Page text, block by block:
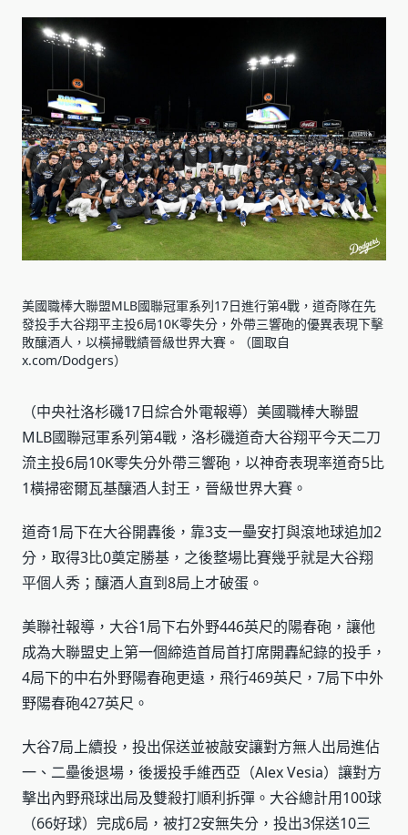
美國職棒大聯盟MLB國聯冠軍系列17日進行第4戰，道奇隊在先
發投手大谷翔平主投6局10K零失分，外帶三響砲的優異表現下擊
敗釀酒人，以橫掃戰績晉級世界大賽。（圖取自
x.com/Dodgers）
（中央社洛杉磯17日綜合外電報導）美國職棒大聯盟
MLB國聯冠軍系列第4戰，洛杉磯道奇大谷翔平今天二刀
流主投6局10K零失分外帶三響砲，以神奇表現率道奇5比
1橫掃密爾瓦基釀酒人封王，晉級世界大賽。
道奇1局下在大谷開轟後，靠3支一壘安打與滾地球追加2
分，取得3比0奠定勝基，之後整場比賽幾乎就是大谷翔
平個人秀；釀酒人直到8局上才破蛋。
美聯社報導，大谷1局下右外野446英尺的陽春砲，讓他
成為大聯盟史上第一個締造首局首打席開轟紀錄的投手，
4局下的中右外野陽春砲更遠，飛行469英尺，7局下中外
野陽春砲427英尺。
大谷7局上續投，投出保送並被敲安讓對方無人出局進佔
一、二壘後退場，後援投手維西亞（Alex Vesia）讓對方
擊出內野飛球出局及雙殺打順利拆彈。大谷總計用100球
（66好球）完成6局，被打2安無失分，投出3保送10三